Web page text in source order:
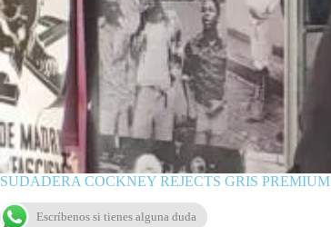
SUDADERA COCKNEY REJECTS GRIS PREMIUM
Escríbenos si tienes alguna duda